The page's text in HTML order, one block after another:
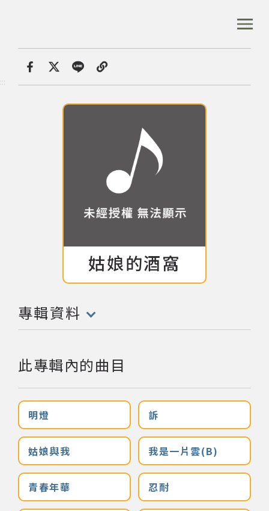
區
:::
首頁 音樂資料庫
:::
專輯:
姑娘的酒窩
專輯資料
(點擊開啟/收合以下內容)
此專輯內的曲目
明燈 訴
姑娘與我 我是一片雲(B)
青春年華 忍耐
首頁
音樂人口述歷史
專文專區
關於資料庫
音樂空間
音樂獎項
組織協會
曲目統計表
臺北流行音樂中心